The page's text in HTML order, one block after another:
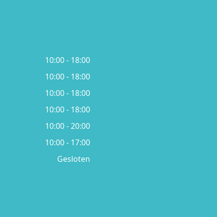
10:00 - 18:00
10:00 - 18:00
10:00 - 18:00
10:00 - 18:00
10:00 - 20:00
10:00 - 17:00
Gesloten